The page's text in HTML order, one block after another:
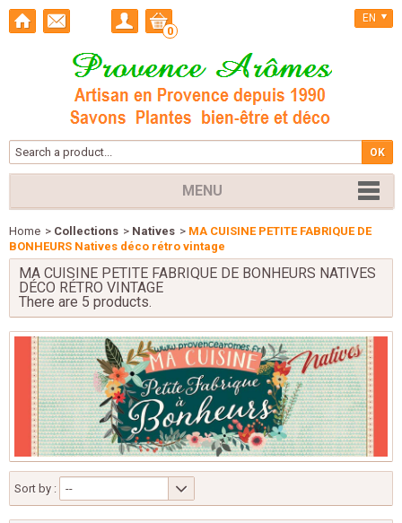
0
EN
MENU
Home > Collections > Natives > MA CUISINE PETITE FABRIQUE DE
BONHEURS Natives déco rétro vintage
MA CUISINE PETITE FABRIQUE DE BONHEURS NATIVES
DÉCO RÉTRO VINTAGE
There are 5 products.
Sort by : --